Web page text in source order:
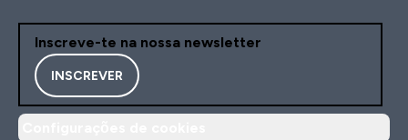
Inscreve-te na nossa newsletter
INSCREVER